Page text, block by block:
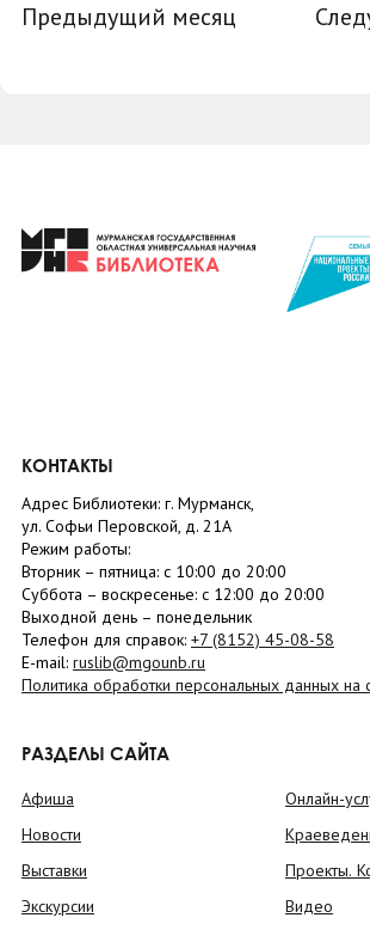
Предыдущий месяц
КОНТАКТЫ
Адрес Библиотеки: г. Мурманск,
ул. Софьи Перовской, д. 21А
Режим работы:
Вторник – пятница: с 10:00 до 20:00
Суббота – воскресенье: c 12:00 до 20:00
Выходной день – понедельник
Телефон для справок: +7 (8152) 45-08-58
E-mail: ruslib@mgounb.ru
Политика обработки персональных данных
РАЗДЕЛЫ САЙТА
Афиша
Новости
Выставки
Экскурсии
Онлайн-
Проекты.
Видео